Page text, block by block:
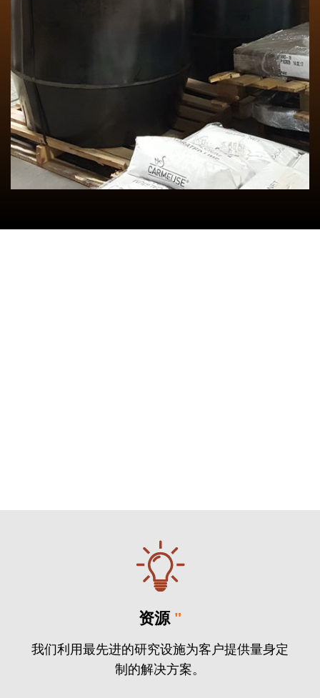
资源 "
我们利用最先进的研究设施为客户提供量身定
制的解决方案。